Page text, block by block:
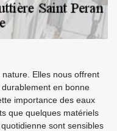
Elles nous offrent
en bonne
importance des eaux
que quelques matériels
sont sensibles